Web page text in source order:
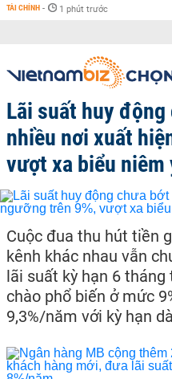
TÀI CHÍNH - 1 phút trước
Lãi suất huy
nhiều nơi xuất
vượt xa biểu niêm
Cuộc đua thu hút tiền
kênh khác nhau vẫn
lãi suất kỳ hạn 6
chào phổ biến ở mức
9,3%/năm với kỳ hạn